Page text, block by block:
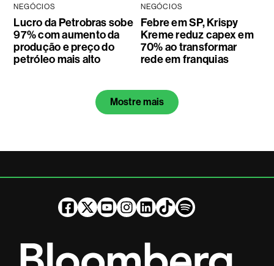
NEGÓCIOS
Lucro da Petrobras sobe
97% com aumento da
produção e preço do
petróleo mais alto
NEGÓCIOS
Febre em SP, Krispy
Kreme reduz capex em
70% ao transformar
rede em franquias
Mostre mais